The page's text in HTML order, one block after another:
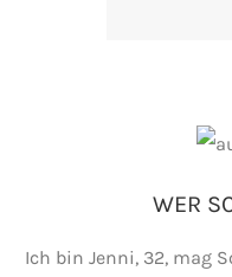
WER
Ich bin Jenni, 32, mag